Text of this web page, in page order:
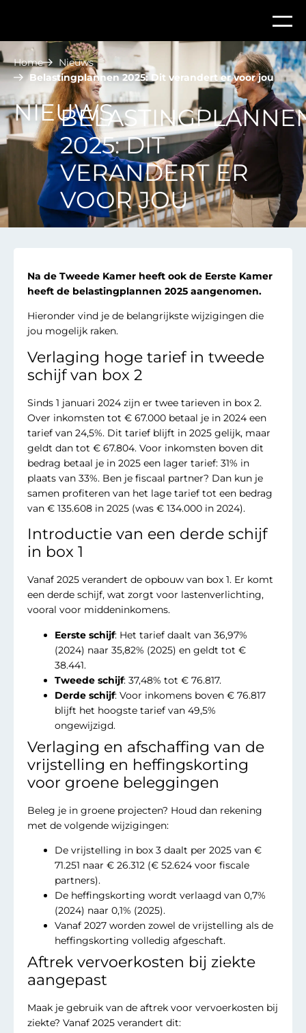
NIEUWS
2025: DIT
VERANDERT ER
VOOR JOU
Home
Nieuws
Belastingplannen 2025: Dit verandert er voor jou
Na de Tweede Kamer heeft ook de Eerste Kamer
heeft de belastingplannen 2025 aangenomen.
Hieronder vind je de belangrijkste wijzigingen die
jou mogelijk raken.
Verlaging hoge tarief in tweede
schijf van box 2
Sinds 1 januari 2024 zijn er twee tarieven in box 2.
Over inkomsten tot € 67.000 betaal je in 2024 een
tarief van 24,5%. Dit tarief blijft in 2025 gelijk, maar
geldt dan tot € 67.804. Voor inkomsten boven dit
bedrag betaal je in 2025 een lager tarief: 31% in
plaats van 33%. Ben je fiscaal partner? Dan kun je
samen profiteren van het lage tarief tot een bedrag
van € 135.608 in 2025 (was € 134.000 in 2024).
Introductie van een derde schijf
in box 1
Vanaf 2025 verandert de opbouw van box 1. Er komt
een derde schijf, wat zorgt voor lastenverlichting,
vooral voor middeninkomens.
Eerste schijf: Het tarief daalt van 36,97%
(2024) naar 35,82% (2025) en geldt tot €
38.441.
Tweede schijf: 37,48% tot € 76.817.
Derde schijf: Voor inkomens boven € 76.817
blijft het hoogste tarief van 49,5%
ongewijzigd.
Verlaging en afschaffing van de
vrijstelling en heffingskorting
voor groene beleggingen
Beleg je in groene projecten? Houd dan rekening
met de volgende wijzigingen:
De vrijstelling in box 3 daalt per 2025 van €
71.251 naar € 26.312 (€ 52.624 voor fiscale
partners).
De heffingskorting wordt verlaagd van 0,7%
(2024) naar 0,1% (2025).
Vanaf 2027 worden zowel de vrijstelling als de
heffingskorting volledig afgeschaft.
Aftrek vervoerkosten bij ziekte
aangepast
Maak je gebruik van de aftrek voor vervoerkosten bij
ziekte? Vanaf 2025 verandert dit: